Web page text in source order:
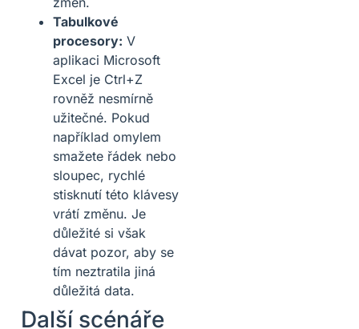
Tabulkové
procesory: V
aplikaci Microsoft
Excel je Ctrl+Z
rovněž nesmírně
užitečné. Pokud
například omylem
smažete řádek nebo
sloupec, rychlé
stisknutí této klávesy
vrátí změnu. Je
důležité si však
dávat pozor, aby se
tím neztratila jiná
důležitá data.
Další scénáře